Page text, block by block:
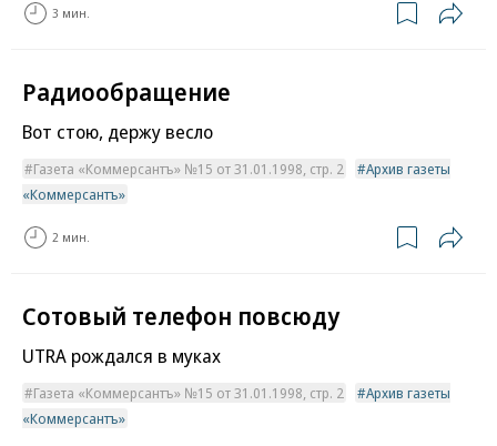
3 мин.
Радиообращение
Вот стою, держу весло
Газета «Коммерсантъ» №15 от 31.01.1998, стр. 2
Архив газеты
«Коммерсантъ»
2 мин.
Сотовый телефон повсюду
UTRA рождался в муках
Газета «Коммерсантъ» №15 от 31.01.1998, стр. 2
Архив газеты
«Коммерсантъ»